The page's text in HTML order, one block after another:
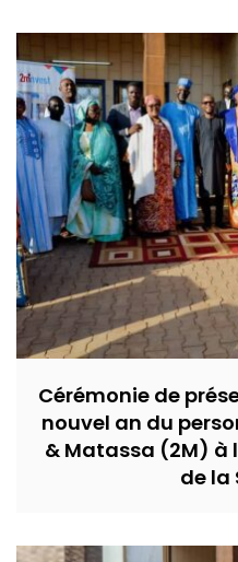
Cérémonie de
nouvel an du
& Matassa (2M) à
de la